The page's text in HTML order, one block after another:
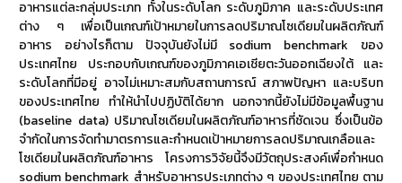
อาหารแต่ละกลุ่มประเภท ทั้งในระดับโลก ระดับภูมิภาค และระดับประเทศ
ต่าง ๆ เพื่อเป็นเกณฑ์เป้าหมายในการลดปริมาณโซเดียมในผลิตภัณฑ์
อาหาร อย่างไรก็ตาม ปัจจุบันยังไม่มี sodium benchmark ของ
ประเทศไทย ประกอบกับเกณฑ์ของภูมิภาคเอเชียตะวันออกเฉียงใต้ และ
ระดับโลกที่มีอยู่ อาจไม่เหมาะสมกับสถานการณ์ สภาพปัญหา และบริบท
ของประเทศไทย ทำให้นำไปปฏิบัติได้ยาก นอกจากนี้ยังไม่มีข้อมูลพื้นฐาน
(baseline data) ปริมาณโซเดียมในผลิตภัณฑ์อาหารที่ชัดเจน ซึ่งเป็นข้อ
จำกัดในการจัดทำมาตรการและกำหนดเป้าหมายการลดปริมาณเกลือและ
โซเดียมในผลิตภัณฑ์อาหาร โครงการวิจัยนี้จึงมีวัตถุประสงค์เพื่อกำหนด
sodium benchmark สำหรับอาหารประเภทต่าง ๆ ของประเทศไทย ตาม